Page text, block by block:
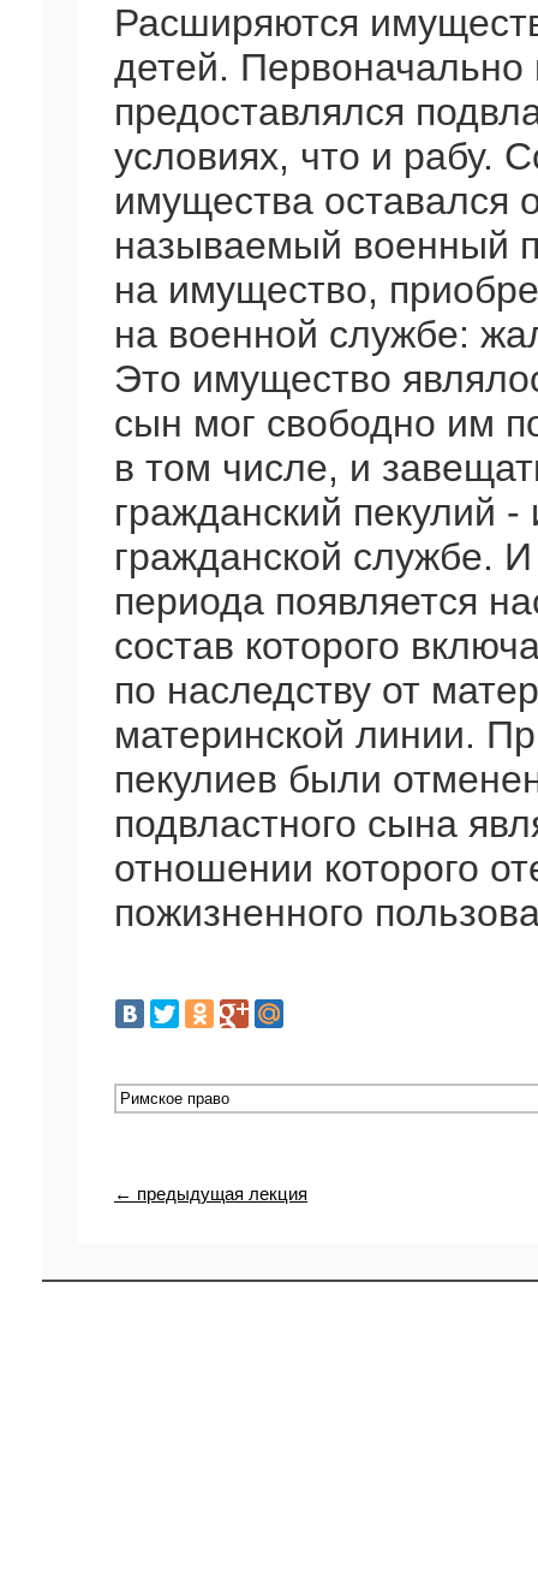
Расширяются
детей. Первоначально
предоставлялся
условиях, что и рабу.
имущества оставался
называемый военный
на имущество,
на военной службе:
Это имущество
сын мог свободно им
в том числе, и
гражданский пекулий
гражданской службе.
периода появляется
состав которого
по наследству от
материнской линии.
пекулиев были
подвластного сына
отношении которого
пожизненного
← предыдущая лекция